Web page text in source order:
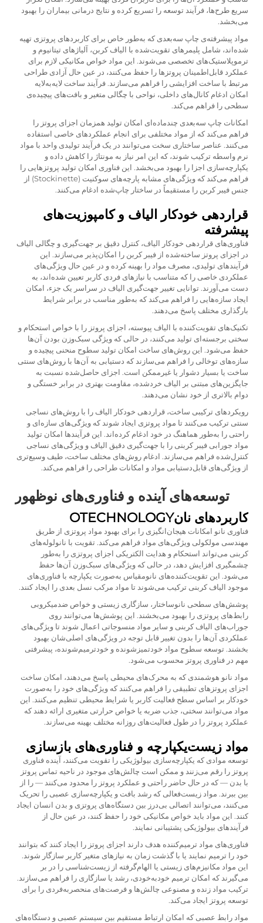
سریع طرح‌ها، فرآیند توسعه را تسریع کرده و نتایج درمانی بیماران را بهبود
می‌بخشد.
مواد پیشرفته‌ی چاپ سه‌بعدی که به‌طور خاص برای کاربردهای پروتزی تهیه
شده‌اند، شامل پلیمرهای تقویت‌شده با الیاف کربن، آلیاژهای تیتانیوم و
ترموپلاستیک‌های تخصصی می‌شوند. این مواد خواص مکانیکی لازم برای
عملکرد قابل‌اطمینان پروتزها را حفظ می‌کنند، در عین حال آزادی طراحی
مرتبط با ساخت افزایشی را فراهم می‌سازند. فرآیند ساخت لایه‌به‌لایه
امکان ادغام کانال‌های داخلی، نواحی با چگالی متغیر و بافت‌های پیچیده‌ی
سطحی را فراهم می‌کند.
امکانات چاپ سه‌بعدی چندماده‌ای امکان تولید همزمان اجزای پروتز را
فراهم می‌کند که از مواد مختلفی برای انجام عملکردهای خاصی استفاده
می‌کنند. عناصر ساختاری سخت می‌توانند در یک فرآیند تولیدی واحد با مواد
نرم واسطه ترکیب شوند، که این امر نیاز به مونتاژ را کاهش داده و
یکپارچه‌سازی اجزا را بهبود می‌بخشد. این فناوری امکان تولید پروتزهایی را
فراهم می‌کند که ویژگی‌های مشابه پارچه‌های سوکنیت (Stockinette) از
جنس فیبر کربن را مستقیماً در ساختار چاپ‌شده ادغام می‌کنند.
قراردهی خودکار الیاف و کامپوزیت‌های
پیشرفته
فناوری‌های قراردهی خودکار الیاف، کنترل دقیق بر جهت‌گیری و چگالی الیاف
در اجزای پروتز ساخته‌شده از فیبر کربن را امکان‌پذیر می‌سازند. این
فرآیندهای تولیدی، مصرف مواد را بهینه کرده و در عین حال ویژگی‌های
عملکردی خاصی را که متناسب با نیازهای فردی کاربر تعیین شده‌اند، به
دست می‌آورند. توانایی تغییر جهت‌گیری الیاف در سراسر یک جزء، امکان
ایجاد سازه‌هایی را فراهم می‌کند که به‌طور مناسب در برابر شرایط
بارگذاری مختلف پاسخ می‌دهند.
تکنیک‌های تقویت‌کننده با الیاف پیوسته، اجزای پروتز را با خواص استحکام و
سختی برجسته‌ای تولید می‌کنند، در حالی که ویژگی سبک‌وزن بودن آن‌ها
حفظ می‌شود. این روش‌های ساخت امکان تولید سطوح منحنی پیچیده و
سازه‌های توخالی را فراهم می‌سازند که دستیابی به آن‌ها با روش‌های سنتی
ساخت یا بسیار دشوار یا غیرممکن است. اجزای حاصل‌شده نسبت به
جایگزین‌های مبتنی بر الیاف خردشده، مقاومت بهتری در برابر خستگی و
دوام بالاتری از خود نشان می‌دهند.
رویکردهای ترکیبی ساخت، قراردهی خودکار الیاف را با روش‌های نساجی
سنتی ترکیب می‌کنند تا مواد پروتزی ایجاد شوند که ویژگی‌های سازه‌ای و
راحتی را به‌طور هماهنگ در خود ادغام کرده‌اند. این فرآیندها امکان تولید
مواد جورابی فیبر کربنی را با جهت‌گیری دقیق الیاف و ویژگی‌های نساجی
کنترل‌شده فراهم می‌سازند. ادغام روش‌های مختلف ساخت، طیف وسیع‌تری
از ویژگی‌های قابل‌دستیابی مواد و امکانات طراحی را فراهم می‌کند.
توسعه‌های آینده و فناوری‌های نوظهور
کاربردهای نانOTECHNOLOGY
فناوری نانو امکانات هیجان‌انگیزی را برای بهبود مواد پروتزی از طریق
مهندسی مولکولی ویژگی‌های مواد فراهم می‌کند. تقویت با نانولوله‌های
کربنی می‌تواند استحکام و هدایت الکتریکی اجزای پروتزی را به‌طور
چشمگیری افزایش دهد، در حالی که ویژگی‌های سبک‌وزن آن‌ها حفظ
می‌شود. این تقویت‌کننده‌های نانومقیاس به‌صورت یکپارچه با فناوری‌های
موجود الیاف کربنی ترکیب می‌شوند تا مواد مرکب نسل بعدی را ایجاد کنند.
پوشش‌های سطحی نانوساختار، سازگاری زیستی و خواص ضدمیکروبی
رابط‌های پروتزی را بهبود می‌بخشند. این پوشش‌ها می‌توانند روی
جوراب‌های الیاف کربنی و سایر مواد منسوجاتی اعمال شوند تا ویژگی‌های
عملکردی آن‌ها را بدون تغییر قابل توجه در ویژگی‌های اصلی‌شان بهبود
بخشند. توسعه سطوح مواد خودتمیزشونده و خودترمیم‌شونده، پیشرفتی
مهم در فناوری پروتز محسوب می‌شود.
مواد نانو هوشمندی که به محرک‌های محیطی پاسخ می‌دهند، امکان ساخت
اجزای پروتزهای تطبیقی را فراهم می‌کنند که ویژگی‌های خود را به‌صورت
خودکار بر اساس سطح فعالیت کاربر یا شرایط محیطی تنظیم می‌کنند. این
مواد می‌توانند سختی، جذب ضربه یا خواص حرارتی متغیری ارائه دهند که
عملکرد پروتز را در طول فعالیت‌های روزانه مختلف بهینه می‌سازند.
مواد زیست‌یکپارچه و فناوری‌های بازسازی
توسعه موادی که یکپارچه‌سازی بیولوژیکی را تقویت می‌کنند، آینده فناوری
پروتز را رقم می‌زنند و ممکن است چالش‌های موجود در ناحیه تماس پروتز
با بدن — که در حال حاضر راحتی و عملکرد پروتز را محدود می‌کنند — را از
بین ببرند. مواد زیست‌فعالی که رشد بافت و یکپارچه‌سازی عصبی را تحریک
می‌کنند، می‌توانند اتصالی بی‌درز بین دستگاه‌های پروتزی و بدن انسان ایجاد
کنند. این مواد باید خواص مکانیکی خود را حفظ کنند، در عین حال از
فرآیندهای بیولوژیکی پشتیبانی نمایند.
فناوری‌های مواد ترمیم‌کننده هدف دارند اجزای پروتز را ایجاد کنند که بتوانند
خود را ترمیم نمایند یا با گذشت زمان به نیازهای متغیر کاربر سازگار شوند.
این مواد مکانیزم‌های زیستی یا الهام‌گرفته از زیست‌شناسی را در بر
می‌گیرند که امکان ترمیم خودبه‌خودی، رشد یا سازگاری را فراهم می‌سازند.
ترکیب مواد زنده و مصنوعی چالش‌ها و فرصت‌های منحصربه‌فردی را برای
توسعه پروتز ایجاد می‌کند.
مواد رابط عصبی که امکان ارتباط مستقیم بین سیستم عصبی و دستگاه‌های